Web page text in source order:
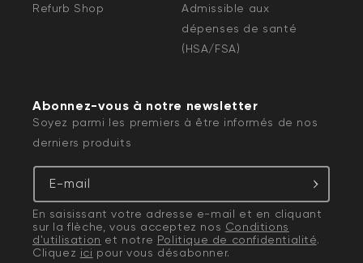
Refurb Shop
Admissible aux
dépenses de santé
(HSA/FSA)
Abonnez-vous à notre newsletter
Soyez parmi les premiers à être informés de nos
derniers produits
E-mail
En saisissant votre adresse e-mail et en cliquant
sur la flèche, vous acceptez nos Conditions
d'utilisation et notre Politique de confidentialité.
Cliquez ici pour vous désabonner.